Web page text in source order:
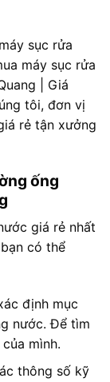
sục rửa
máy sục rửa
| Giá
tôi, đơn vị
rẻ tận xưởng
ống
giá rẻ nhất
có thể
định mục
nước. Để tìm
mình.
thông số kỹ